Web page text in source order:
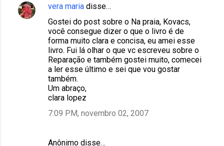
vera maria disse…
Gostei do post sobre o Na praia, Kovacs,
você consegue dizer o que o livro é de
forma muito clara e concisa, eu amei esse
livro. Fui lá olhar o que vc escreveu sobre o
Reparação e também gostei muito, comecei
a ler esse último e sei que vou gostar
também.
Um abraço,
clara lopez
7:09 PM, novembro 02, 2007
Anônimo disse…